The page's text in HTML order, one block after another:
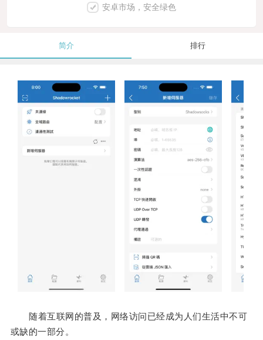
安卓市场，安全绿色
简介 排行
随着互联网的普及，网络访问已经成为人们生活中不可
或缺的一部分。